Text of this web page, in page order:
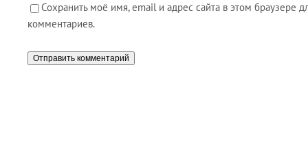
Сохранить моё имя, email и адрес сайта в этом браузере
комментариев.